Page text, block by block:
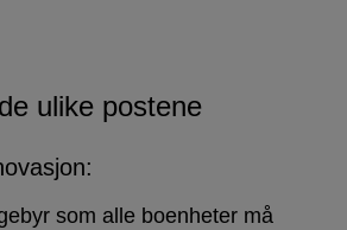
ulike postene
som alle boenheter må